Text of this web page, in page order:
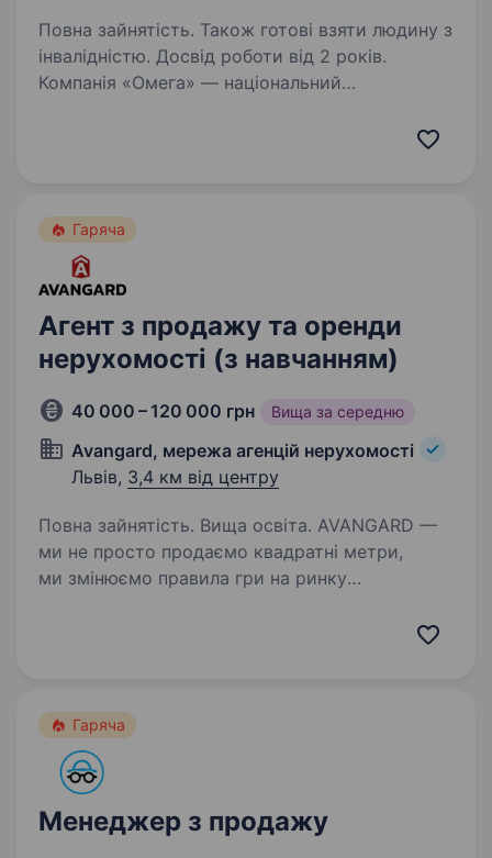
Повна зайнятість. Також готові взяти людину з
інвалідністю. Досвід роботи від 2 років.
Компанія «Омега» — національний
до нашої команди.…
Гаряча
Агент з продажу та оренди
нерухомості (з навчанням)
40 000 – 120 000 грн Вища за середню
Avangard, мережа агенцій нерухомості
Львів, 3,4 км від центру
Повна зайнятість. Вища освіта. AVANGARD —
ми не просто продаємо квадратні метри,
ми змінюємо правила гри на ринку
розвиваємось і працюємо у 9 містах України:
Гаряча
Менеджер з продажу